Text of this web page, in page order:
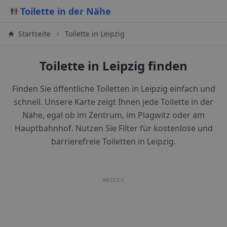
Toilette in der Nähe
Startseite Toilette in Leipzig
Toilette in Leipzig finden
Finden Sie öffentliche Toiletten in Leipzig einfach und
schnell. Unsere Karte zeigt Ihnen jede Toilette in der
Nähe, egal ob im Zentrum, im Plagwitz oder am
Hauptbahnhof. Nutzen Sie Filter für kostenlose und
barrierefreie Toiletten in Leipzig.
ANZEIGE